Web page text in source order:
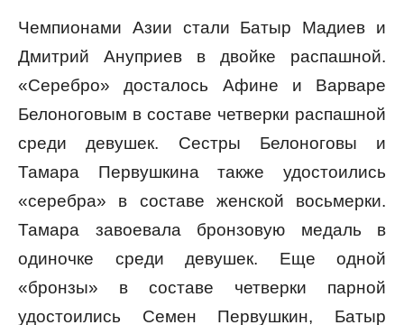
Чемпионами Азии стали Батыр Мадиев и
Дмитрий Ануприев в двойке распашной.
«Серебро» досталось Афине и Варваре
Белоноговым в составе четверки распашной
среди девушек. Сестры Белоноговы и
Тамара Первушкина также удостоились
«серебра» в составе женской восьмерки.
Тамара завоевала бронзовую медаль в
одиночке среди девушек. Еще одной
«бронзы» в составе четверки парной
удостоились Семен Первушкин, Батыр